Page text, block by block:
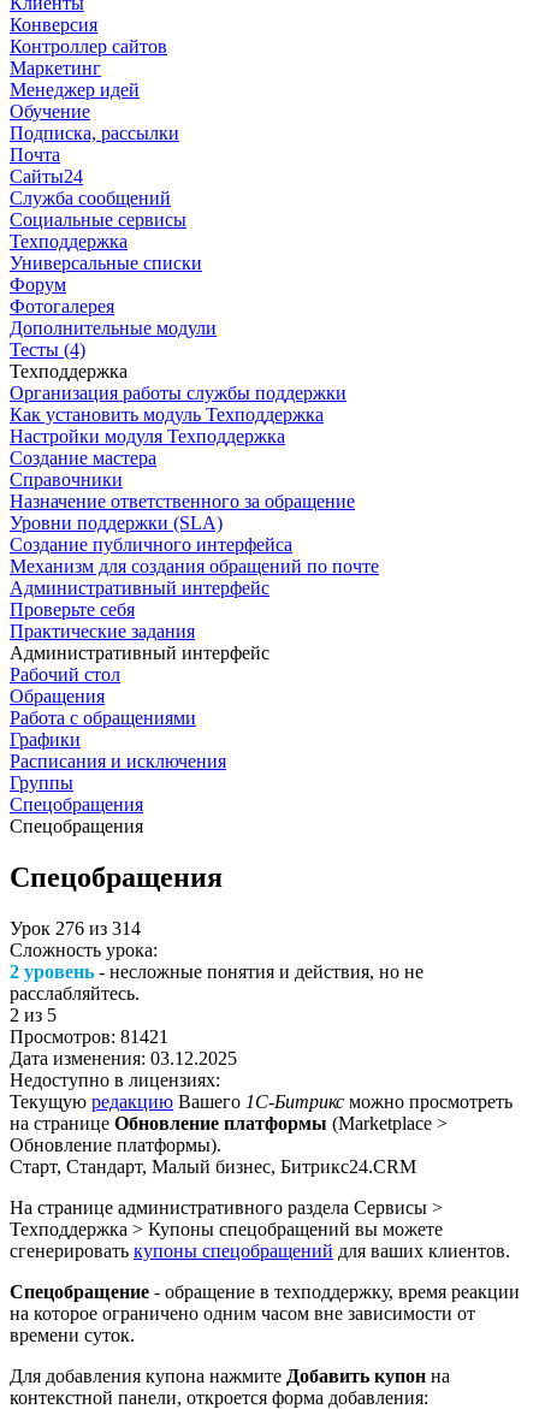
Конверсия
Контроллер сайтов
Маркетинг
Менеджер идей
Обучение
Подписка, рассылки
Почта
Сайты24
Служба сообщений
Социальные сервисы
Техподдержка
Универсальные списки
Форум
Фотогалерея
Дополнительные модули
Тесты (4)
Техподдержка
Организация работы службы поддержки
Как установить модуль Техподдержка
Настройки модуля Техподдержка
Создание мастера
Справочники
Назначение ответственного за обращение
Уровни поддержки (SLA)
Создание публичного интерфейса
Механизм для создания обращений по почте
Административный интерфейс
Проверьте себя
Практические задания
Административный интерфейс
Рабочий стол
Обращения
Работа с обращениями
Графики
Расписания и исключения
Группы
Спецобращения
Спецобращения
Спецобращения
Урок 276 из 314
Сложность урока:
2 уровень - несложные понятия и действия, но не
расслабляйтесь.
2 из 5
Просмотров: 81421
Дата изменения: 03.12.2025
Недоступно в лицензиях:
Текущую редакцию Вашего 1С-Битрикс можно просмотреть
на странице Обновление платформы (Marketplace >
Обновление платформы).
Старт, Стандарт, Малый бизнес, Битрикс24.CRM
На странице административного раздела Сервисы >
Техподдержка > Купоны спецобращений вы можете
сгенерировать купоны спецобращений для ваших клиентов.
Спецобращение - обращение в техподдержку, время реакции
на которое ограничено одним часом вне зависимости от
времени суток.
Для добавления купона нажмите Добавить купон на
контекстной панели, откроется форма добавления: